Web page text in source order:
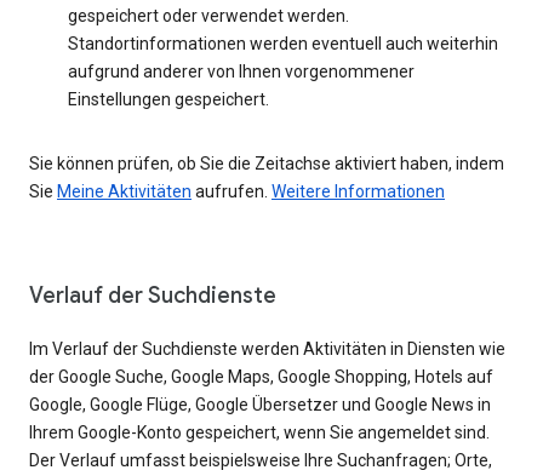
gespeichert oder verwendet werden.
Standortinformationen werden eventuell auch weiterhin
aufgrund anderer von Ihnen vorgenommener
Einstellungen gespeichert.
Sie können prüfen, ob Sie die Zeitachse aktiviert haben, indem
Sie Meine Aktivitäten aufrufen. Weitere Informationen
Verlauf der Suchdienste
Im Verlauf der Suchdienste werden Aktivitäten in Diensten wie
der Google Suche, Google Maps, Google Shopping, Hotels auf
Google, Google Flüge, Google Übersetzer und Google News in
Ihrem Google-Konto gespeichert, wenn Sie angemeldet sind.
Der Verlauf umfasst beispielsweise Ihre Suchanfragen; Orte,